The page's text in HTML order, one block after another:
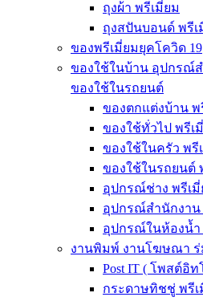
ถุงผ้า พรีเมี่ยม
ถุงสปันบอนด์ พรีเ
ของพรีเมี่ยมยุคโควิด 19
ของใช้ในบ้าน อุปกรณ์
ของใช้ในรถยนต์
ของตกแต่งบ้าน พ
ของใช้ทั่วไป พรีเ
ของใช้ในครัว พรี
ของใช้ในรถยนต์
อุปกรณ์ช่าง พรีเมี่
อุปกรณ์สำนักงาน
อุปกรณ์ในห้องน้ำ
งานพิมพ์ งานโฆษณา
Post IT ( โพสต์อิ
กระดาษทิชชู่ พรีเ